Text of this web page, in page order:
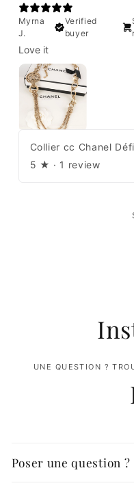
Myrna
J.
Verified
buyer
Love it
Collier cc Chanel
5 ★ · 1 review
UNE QUESTION ?
Poser une question ?